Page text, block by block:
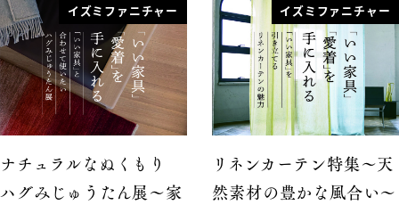
イズミファニチャー
ナチュラルなぬくもり
ハグみじゅうたん展〜家
イズミファニチャー
リネンカーテン特集〜天
然素材の豊かな風合い〜